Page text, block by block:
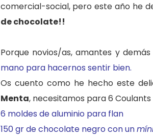
comercial-social, pero este año he
de chocolate!!
Porque novios/as, amantes y
mano para hacernos sentir bien.
Os cuento como he hecho este
Menta, necesitamos para 6 Coulants
6 moldes de aluminio para flan
150 gr de chocolate negro con un